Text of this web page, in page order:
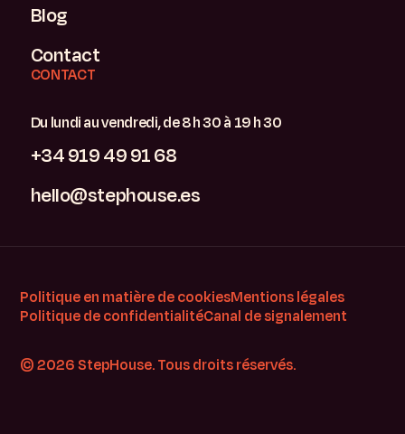
Blog
Contact
CONTACT
Du lundi au vendredi, de 8 h 30 à 19 h 30
+34 919 49 91 68
hello@stephouse.es
Politique en matière de cookiesMentions légales
Politique de confidentialitéCanal de signalement
© 2026 StepHouse. Tous droits réservés.